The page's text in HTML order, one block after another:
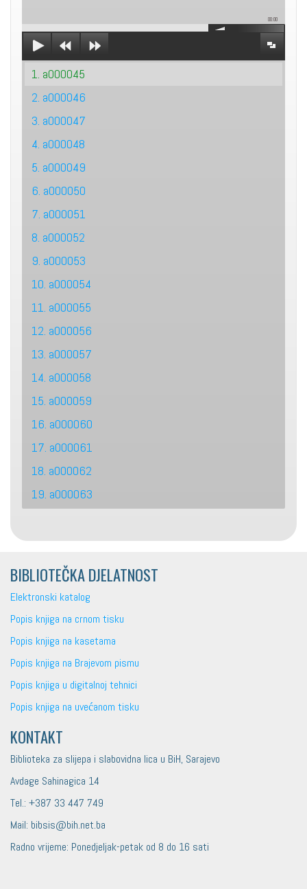
00:00
1. a000045
2. a000046
3. a000047
4. a000048
5. a000049
6. a000050
7. a000051
8. a000052
9. a000053
10. a000054
11. a000055
12. a000056
13. a000057
14. a000058
15. a000059
16. a000060
17. a000061
18. a000062
19. a000063
BIBLIOTEČKA DJELATNOST
Elektronski katalog
Popis knjiga na crnom tisku
Popis knjiga na kasetama
Popis knjiga na Brajevom pismu
Popis knjiga u digitalnoj tehnici
Popis knjiga na uvećanom tisku
KONTAKT
Biblioteka za slijepa i slabovidna lica u BiH, Sarajevo
Avdage Sahinagica 14
Tel.: +387 33 447 749
Mail: bibsis@bih.net.ba
Radno vrijeme: Ponedjeljak-petak od 8 do 16 sati